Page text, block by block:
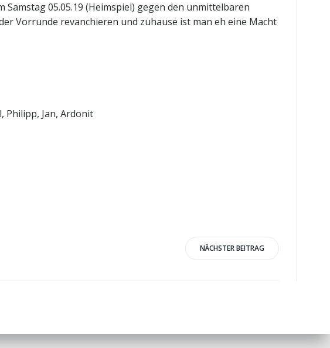
05.05.19 (Heimspiel) gegen den unmittelbaren
Vorrunde revanchieren und zuhause ist man eh eine Macht
Philipp, Jan, Ardonit
NÄCHSTER BEITRAG